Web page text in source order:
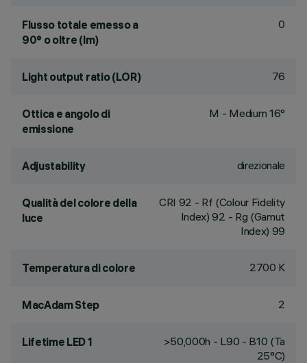
Flusso totale emesso a
90° o oltre (lm)
0
Light output ratio (LOR) 76
Ottica e angolo di
emissione
M - Medium 16°
Adjustability direzionale
Qualità del colore della
luce
CRI 92 - Rf (Colour Fidelity
Index) 92 - Rg (Gamut
Index) 99
Temperatura di colore 2700 K
MacAdam Step 2
Lifetime LED 1
>50,000h - L90 - B10 (Ta
25°C)